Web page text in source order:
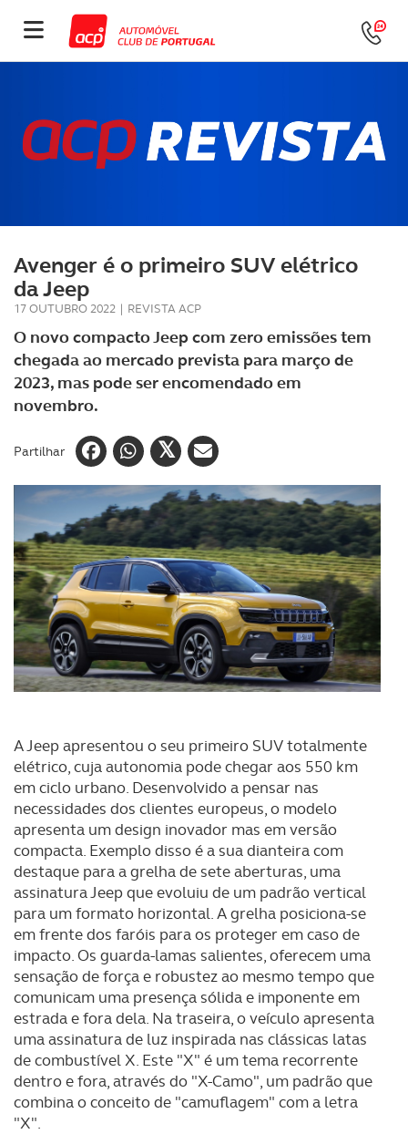
Avenger é o primeiro SUV elétrico
da Jeep
17 OUTUBRO 2022 | REVISTA ACP
O novo compacto Jeep com zero emissões tem
chegada ao mercado prevista para março de
2023, mas pode ser encomendado em
novembro.
Partilhar
A Jeep apresentou o seu primeiro SUV totalmente
elétrico, cuja autonomia pode chegar aos 550 km
em ciclo urbano. Desenvolvido a pensar nas
necessidades dos clientes europeus, o modelo
apresenta um design inovador mas em versão
compacta. Exemplo disso é a sua dianteira com
destaque para a grelha de sete aberturas, uma
assinatura Jeep que evoluiu de um padrão vertical
para um formato horizontal. A grelha posiciona-se
em frente dos faróis para os proteger em caso de
impacto. Os guarda-lamas salientes, oferecem uma
sensação de força e robustez ao mesmo tempo que
comunicam uma presença sólida e imponente em
estrada e fora dela. Na traseira, o veículo apresenta
uma assinatura de luz inspirada nas clássicas latas
de combustível X. Este "X" é um tema recorrente
dentro e fora, através do "X-Camo", um padrão que
combina o conceito de "camuflagem" com a letra
"X".